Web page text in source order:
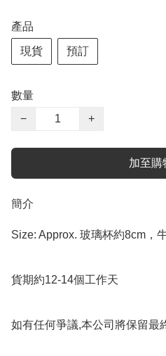
產品
現貨 預訂
數量
−
+
加至購
簡介
Size: Approx. 玻璃杯約8cm，
貨期約12-14個工作天
如有任何爭議,本公司將保留最